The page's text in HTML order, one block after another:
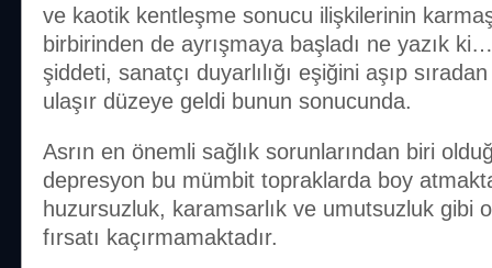
ve kaotik kentleşme sonucu ilişkilerinin
birbirinden de ayrışmaya başladı ne yazık
şiddeti, sanatçı duyarlılığı eşiğini aşıp
ulaşır düzeye geldi bunun sonucunda.
Asrın en önemli sağlık sorunlarından biri
depresyon bu mümbit topraklarda boy
huzursuzluk, karamsarlık ve umutsuzluk gibi
fırsatı kaçırmamaktadır.